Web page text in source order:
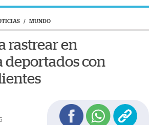
/ MUNDO
rastrear en
deportados con